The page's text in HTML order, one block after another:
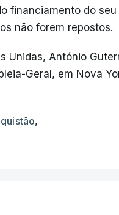
financiamento do
não forem repostos.
Unidas, António
Geral, em Nova
,